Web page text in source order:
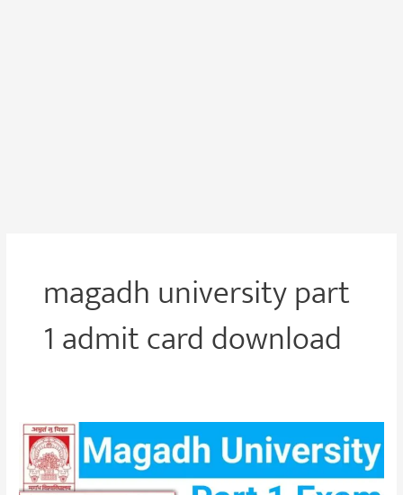
magadh university part
1 admit card download
Magadh
University
Part